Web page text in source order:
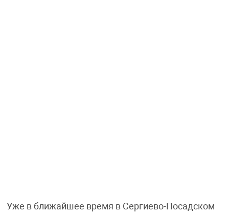
Уже в ближайшее время в Сергиево-Посадском